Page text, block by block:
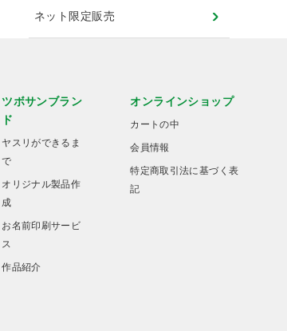
ネット限定販売
ツボサンブラン
ド
ヤスリができるま
で
オリジナル製品作
成
お名前印刷サービ
ス
作品紹介
オンラインショップ
カートの中
会員情報
特定商取引法に基づく表
記